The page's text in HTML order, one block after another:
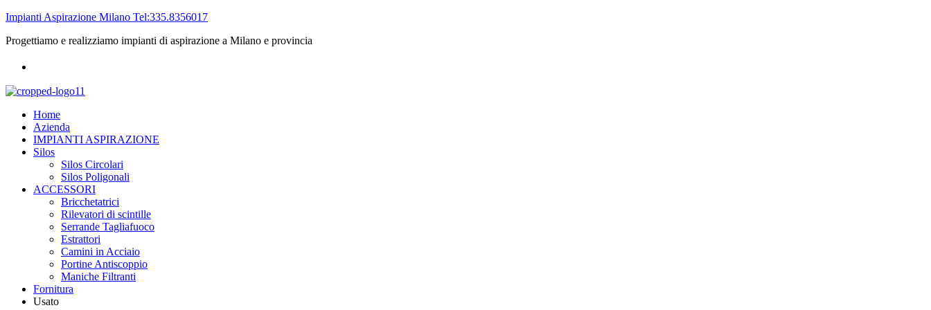
Impianti Aspirazione Milano Tel:335.8356017
Progettiamo e realizziamo impianti di aspirazione a Milano e provincia
Home
Azienda
IMPIANTI ASPIRAZIONE
Silos
Silos Circolari
Silos Poligonali
ACCESSORI
Bricchetatrici
Rilevatori di scintille
Serrande Tagliafuoco
Estrattori
Camini in Acciaio
Portine Antiscoppio
Maniche Filtranti
Fornitura
Usato